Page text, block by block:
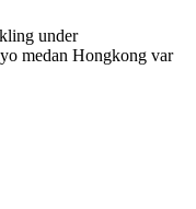
under
medan Hongkong var